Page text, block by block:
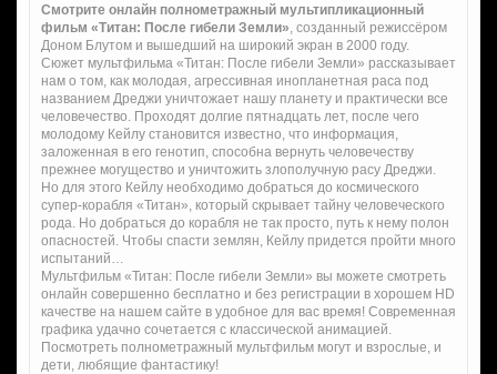
Смотрите онлайн полнометражный мультипликационный
фильм «Титан: После гибели Земли», созданный режиссёром
Доном Блутом и вышедший на широкий экран в 2000 году.
Сюжет мультфильма «Титан: После гибели Земли» рассказывает
нам о том, как молодая, агрессивная инопланетная раса под
названием Дреджи уничтожает нашу планету и практически все
человечество. Проходят долгие пятнадцать лет, после чего
молодому Кейлу становится известно, что информация,
заложенная в его генотип, способна вернуть человечеству
прежнее могущество и уничтожить злополучную расу Дреджи.
Но для этого Кейлу необходимо добраться до космического
супер-корабля «Титан», который скрывает тайну человеческого
рода. Но добраться до корабля не так просто, путь к нему полон
опасностей. Чтобы спасти землян, Кейлу придется пройти много
испытаний…
Мультфильм «Титан: После гибели Земли» вы можете смотреть
онлайн совершенно бесплатно и без регистрации в хорошем HD
качестве на нашем сайте в удобное для вас время! Современная
графика удачно сочетается с классической анимацией.
Посмотреть полнометражный мультфильм могут и взрослые, и
дети, любящие фантастику!